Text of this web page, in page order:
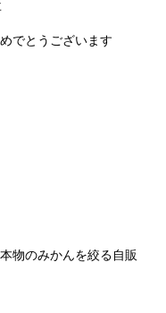
でとうございます
物のみかんを絞る自販